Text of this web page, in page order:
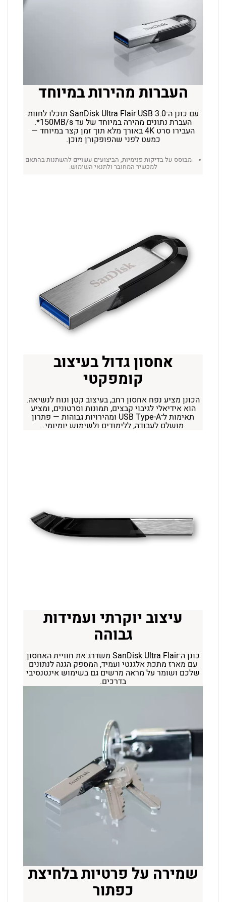
העברות מהירות במיוחד
עם כונן ה־SanDisk Ultra Flair USB 3.0 תוכלו לחוות
העברת נתונים מהירה במיוחד של עד 150MB/s*.
העבירו סרט 4K באורך מלא תוך זמן קצר במיוחד —
כמעט לפני שהפופקורן מוכן.
מבוסס על בדיקות פנימיות, הביצועים עשויים להשתנות בהתאם
למכשיר המחובר ולתנאי השימוש.
אחסון גדול בעיצוב
קומפקטי
הכונן מציע נפח אחסון רחב, בעיצוב קטן ונוח לנשיאה.
הוא אידיאלי לגיבוי קבצים, תמונות וסרטונים, ומציע
תאימותל־USB Type-A ומהירויות גבוהות — פתרון
מושלם לעבודה, ללימודים ולשימוש יומיומי.
עיצוב יוקרתי ועמידות
גבוהה
כונן ה־SanDisk Ultra Flair משדרג את חוויית האחסון
עם מארז מתכת אלגנטי ועמיד, המספק הגנה לנתונים
שלכם ושומר על מראה מרשים גם בשימוש אינטנסיבי
בדרכים.
שמירה על פרטיות בלחיצת
כפתור